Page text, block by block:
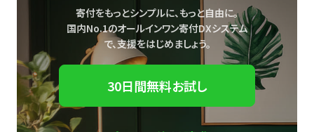
寄付をもっとシンプルに、もっと自由に。
国内No.1のオールインワン寄付DXシステム
で、支援をはじめましょう。
30日間無料お試し